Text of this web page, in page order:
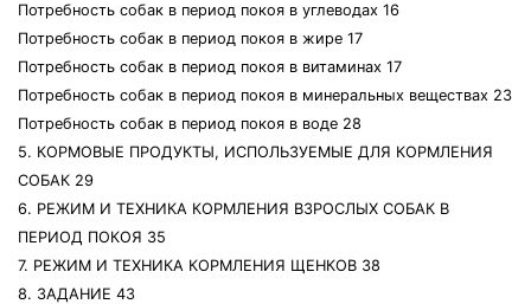
Потребность собак в период покоя в углеводах 16
Потребность собак в период покоя в жире 17
Потребность собак в период покоя в витаминах 17
Потребность собак в период покоя в минеральных веществах 23
Потребность собак в период покоя в воде 28
5. КОРМОВЫЕ ПРОДУКТЫ, ИСПОЛЬЗУЕМЫЕ ДЛЯ КОРМЛЕНИЯ
СОБАК 29
6. РЕЖИМ И ТЕХНИКА КОРМЛЕНИЯ ВЗРОСЛЫХ СОБАК В
ПЕРИОД ПОКОЯ 35
7. РЕЖИМ И ТЕХНИКА КОРМЛЕНИЯ ЩЕНКОВ 38
8. ЗАДАНИЕ 43